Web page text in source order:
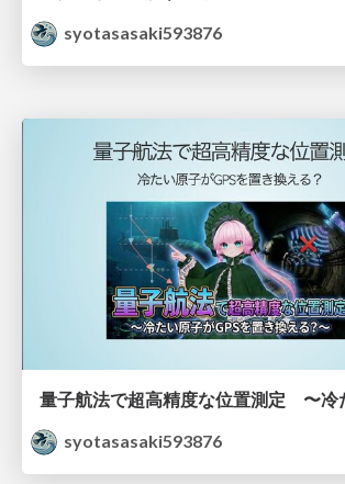
syotasasaki593876
syotasasaki593876